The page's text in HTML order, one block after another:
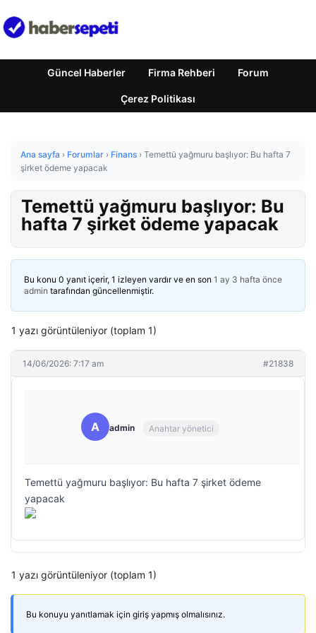
Güncel Haberler Firma Rehberi Forum
Çerez Politikası
Ana sayfa › Forumlar › Finans › Temettü yağmuru başlıyor: Bu hafta 7
şirket ödeme yapacak
Temettü yağmuru başlıyor: Bu
hafta 7 şirket ödeme yapacak
Bu konu 0 yanıt içerir, 1 izleyen vardır ve en son 1 ay 3 hafta önce
admin tarafından güncellenmiştir.
1 yazı görüntüleniyor (toplam 1)
14/06/2026: 7:17 am #21838
A admin Anahtar yönetici
Temettü yağmuru başlıyor: Bu hafta 7 şirket ödeme
yapacak
1 yazı görüntüleniyor (toplam 1)
Bu konuyu yanıtlamak için giriş yapmış olmalısınız.